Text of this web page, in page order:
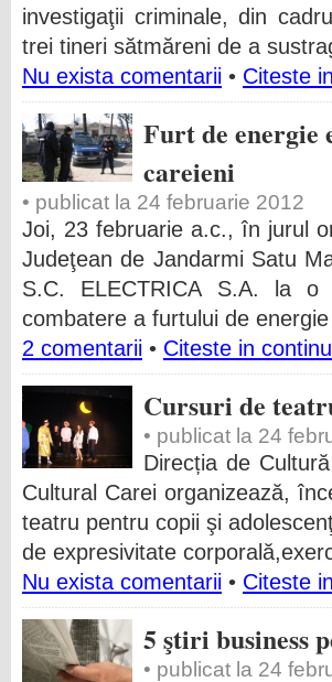
investigaţii criminale, din
trei tineri sătmăreni de a
Nu exista comentarii • Citeste
Furt de energie
careieni
• publicat la 24 februarie 2012
Joi, 23 februarie a.c., în jurul
Judeţean de Jandarmi Satu
S.C. ELECTRICA S.A. la
combatere a furtului de
2 comentarii • Citeste in
Cursuri de
• publicat la 24
Direcția de
Cultural Carei organizează,
teatru pentru copii şi
de expresivitate
Nu exista comentarii • Citeste
5 ştiri business
• publicat la 24